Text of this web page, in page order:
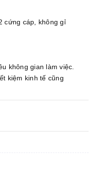
cứng cáp, không gỉ
không gian làm việc.
kiệm kinh tế cũng